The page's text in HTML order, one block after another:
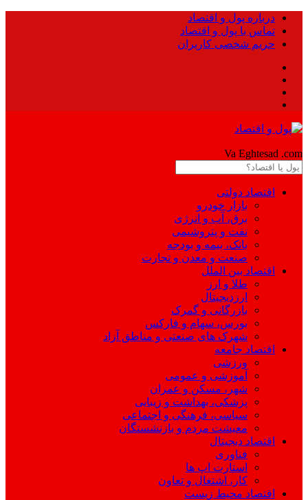
درباره پول و اقتصاد
تماس با پول و اقتصاد
حریم شخصی کاربران
Va Eghtesad .com
اقتصاد دولتی
بازار خودرو
برق، آب و انرژی
نفت و پتروشیمی
بانک، بیمه و بودجه
صنعت و معدن و تجارت
اقتصاد بین الملل
طلا و ارز
ارزدیجیتال
بازرگانی و گمرک
بورس، سهام و فارکس
شهرک های صنعتی و مناطق آزاد
اقتصاد جامعه
ورزشی
آموزشی و عمومی
شهر، مسکن و عمران
پزشکی، بهداشت و زیبایی
سیاسی، فرهنگی و اجتماعی
معیشت مردم و بازنشستگان
اقتصاد دیجیتال
فناوری
استارت اپ ها
کار، اشتغال و تعاون
اقتصاد محیط زیست